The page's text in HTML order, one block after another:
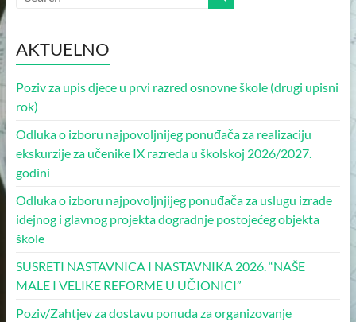
AKTUELNO
Poziv za upis djece u prvi razred osnovne škole (drugi upisni
rok)
Odluka o izboru najpovoljnijeg ponuđača za realizaciju
ekskurzije za učenike IX razreda u školskoj 2026/2027.
godini
Odluka o izboru najpovoljnjijeg ponuđača za uslugu izrade
idejnog i glavnog projekta dogradnje postojećeg objekta
škole
SUSRETI NASTAVNICA I NASTAVNIKA 2026. “NAŠE
MALE I VELIKE REFORME U UČIONICI”
Poziv/Zahtjev za dostavu ponuda za organizovanje